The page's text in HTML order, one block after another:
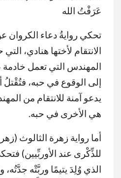
عَرَفْتُ الله
تحكي روايةُ دعاء الكروان
الانتقام لأختها هنادي،
المهندس التي تعمل خادمة
إلى الوقوع في حبه، فتُقْتلُ
يدعو آمنة للانتقام من
هي الأخرى في حبه.
أما رواية زهرة الثالوث
للذِّكْرى عند الأوربِّيين)
الذي وُلِدَ يتيمًا وربَّتْه